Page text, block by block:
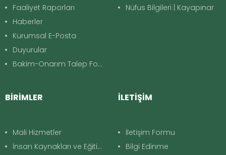
Faaliyet Raporları
Haberler
Kurumsal E-Posta
Duyurular
Bakim-Onarım Talep Formu
Nüfus Bilgileri | Kayapınar
BİRİMLER
Mali Hizmetler
İnsan Kaynakları ve Eğitim
İLETİŞİM
İletişim Formu
Bilgi Edinme